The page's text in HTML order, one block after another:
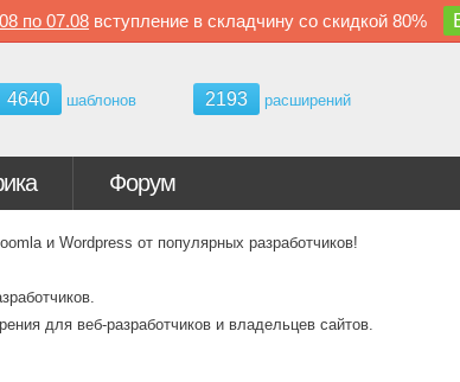
по 07.08 вступление в складчину со скидкой 80%
4640 шаблонов 2193 расширений
Форум
и Wordpress от популярных разработчиков!
для веб-разработчиков и владельцев сайтов.